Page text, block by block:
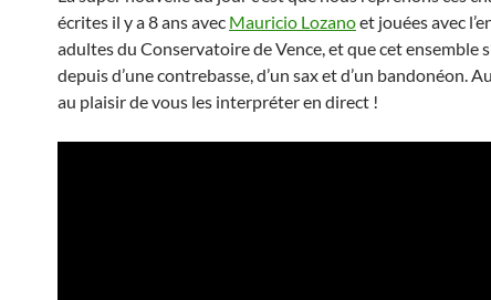
écrites il y a 8 ans avec Mauricio Lozanoet jouées avec
adultes du Conservatoire de Vence, et que cet ensemble
depuis d’une contrebasse, d’un sax et d’un bandonéon.
au plaisir de vous les interpréter en direct !